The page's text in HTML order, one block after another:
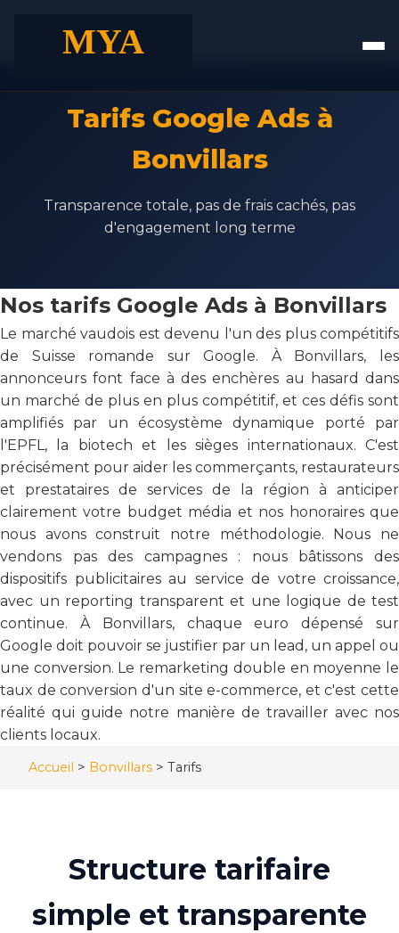
Tarifs Google Ads à
Bonvillars
Transparence totale, pas de frais cachés, pas
d'engagement long terme
Nos tarifs Google Ads à Bonvillars
Le marché vaudois est devenu l'un des plus compétitifs
de Suisse romande sur Google. À Bonvillars, les
annonceurs font face à des enchères au hasard dans
un marché de plus en plus compétitif, et ces défis sont
amplifiés par un écosystème dynamique porté par
l'EPFL, la biotech et les sièges internationaux. C'est
précisément pour aider les commerçants, restaurateurs
et prestataires de services de la région à anticiper
clairement votre budget média et nos honoraires que
nous avons construit notre méthodologie. Nous ne
vendons pas des campagnes : nous bâtissons des
dispositifs publicitaires au service de votre croissance,
avec un reporting transparent et une logique de test
continue. À Bonvillars, chaque euro dépensé sur
Google doit pouvoir se justifier par un lead, un appel ou
une conversion. Le remarketing double en moyenne le
taux de conversion d'un site e-commerce, et c'est cette
réalité qui guide notre manière de travailler avec nos
clients locaux.
Accueil > Bonvillars > Tarifs
Structure tarifaire
simple et transparente